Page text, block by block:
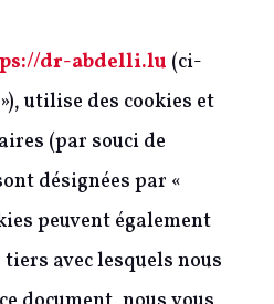
dr-abdelli.lu (ci-
utilise des cookies et
(par souci de
désignées par «
peuvent également
avec lesquels nous